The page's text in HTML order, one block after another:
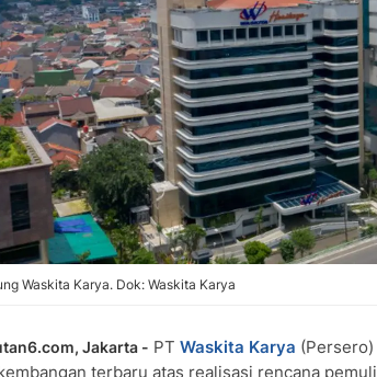
Waskita Karya. Dok: Waskita Karya
Jakarta - PT Waskita Karya
terbaru atas realisasi rencana